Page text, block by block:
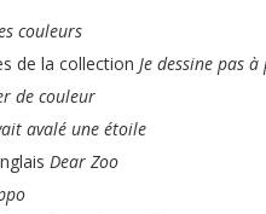
couleurs
de la collection Je dessine pas à
de couleur
avalé une étoile
Dear Zoo